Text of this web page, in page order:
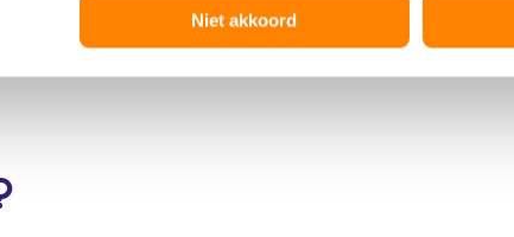
Niet akkoord